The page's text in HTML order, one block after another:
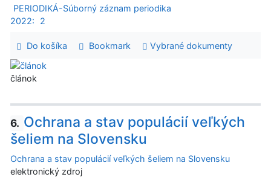
PERIODIKÁ-Súborný záznam periodika
2022:
2
Do košíka Bookmark Vybrané dokumenty
článok
6. Ochrana a stav populácií veľkých
šeliem na Slovensku
Ochrana a stav populácií veľkých šeliem na Slovensku
elektronický zdroj